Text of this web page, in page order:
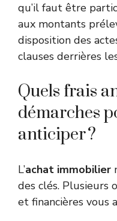
qu’il faut être
aux montants
disposition des
clauses derrières
Quels frais
démarches
anticiper ?
L’achat immobilier
des clés. Plusieurs
et financières vous